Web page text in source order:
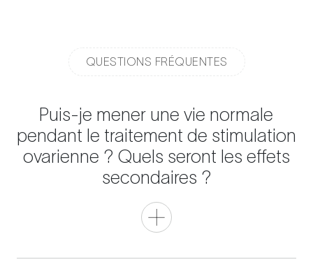
QUESTIONS FRÉQUENTES
Puis-je mener une vie normale
pendant le traitement de stimulation
ovarienne ? Quels seront les effets
secondaires ?